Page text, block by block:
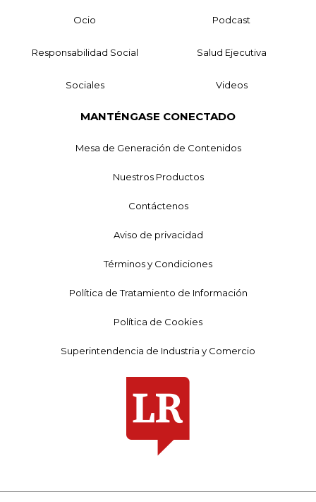
Ocio Podcast
Responsabilidad Social Salud Ejecutiva
Sociales Videos
MANTÉNGASE CONECTADO
Mesa de Generación de Contenidos
Nuestros Productos
Contáctenos
Aviso de privacidad
Términos y Condiciones
Política de Tratamiento de Información
Política de Cookies
Superintendencia de Industria y Comercio